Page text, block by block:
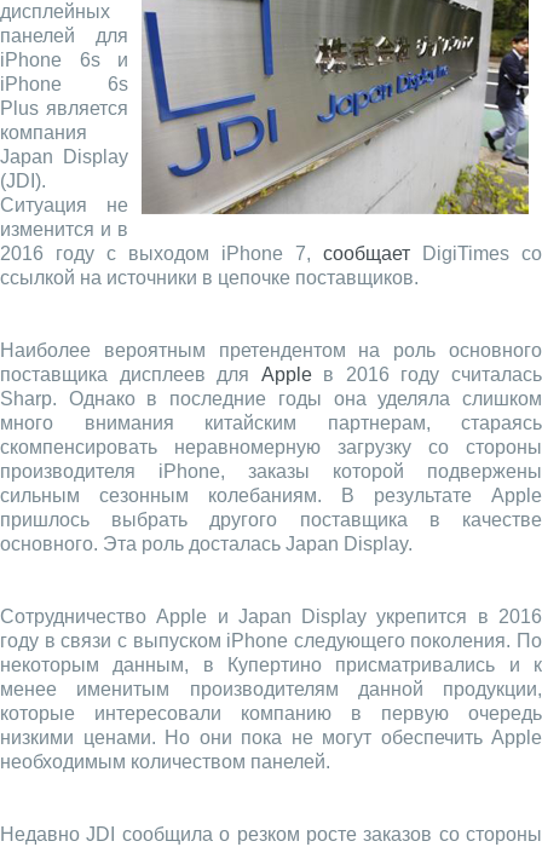
дисплейных
панелей для
iPhone 6s и
iPhone 6s
Plus является
компания
Japan Display
(JDI).
Ситуация не
изменится и в
2016 году с выходом iPhone 7, сообщает DigiTimes со
ссылкой на источники в цепочке поставщиков.
Наиболее вероятным претендентом на роль основного
поставщика дисплеев для Appleв 2016 году считалась
Sharp. Однако в последние годы она уделяла слишком
много внимания китайским партнерам, стараясь
скомпенсировать неравномерную загрузку со стороны
производителя iPhone, заказы которой подвержены
сильным сезонным колебаниям. В результате Apple
пришлось выбрать другого поставщика в качестве
основного. Эта роль досталась Japan Display.
Сотрудничество Apple и Japan Display укрепится в 2016
году в связи с выпуском iPhone следующего поколения. По
некоторым данным, в Купертино присматривались и к
менее именитым производителям данной продукции,
которые интересовали компанию в первую очередь
низкими ценами. Но они пока не могут обеспечить Apple
необходимым количеством панелей.
Недавно JDI сообщила о резком росте заказов со стороны